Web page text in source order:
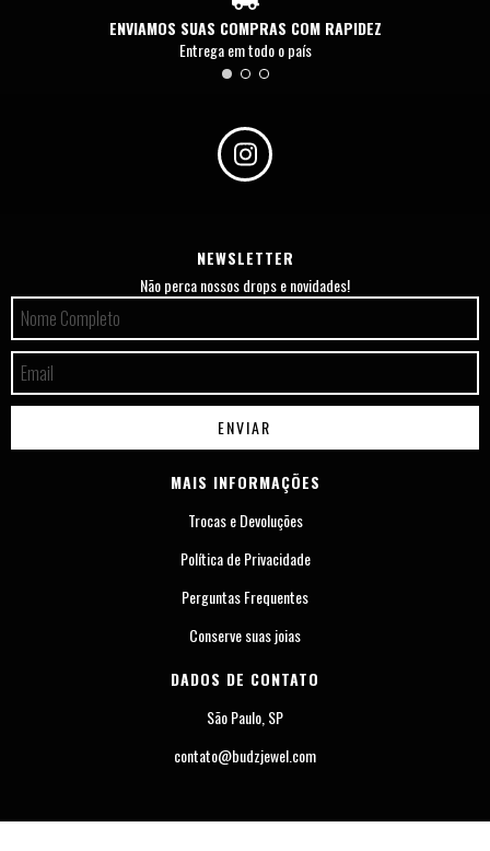
ENVIAMOS SUAS COMPRAS COM RAPIDEZ
Entrega em todo o país
NEWSLETTER
Não perca nossos drops e novidades!
MAIS INFORMAÇÕES
Trocas e Devoluções
Política de Privacidade
Perguntas Frequentes
Conserve suas joias
DADOS DE CONTATO
São Paulo, SP
contato@budzjewel.com